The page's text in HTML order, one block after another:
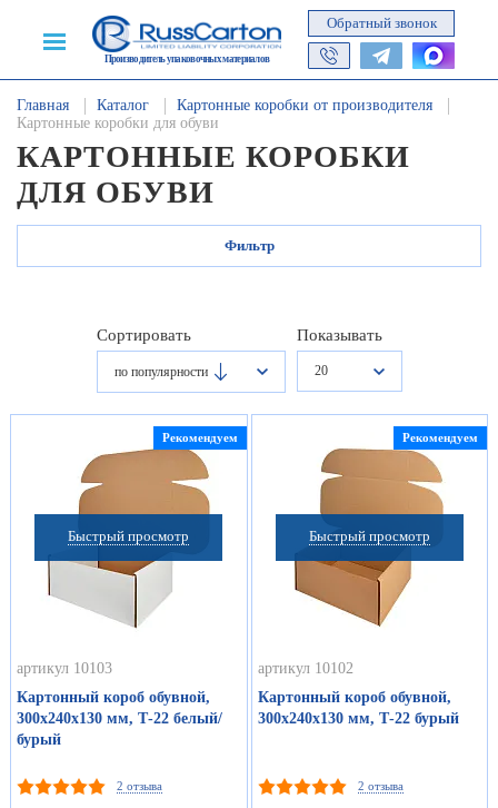
Производитель упаковочных материалов
Обратный звонок
Главная Каталог
Картонные коробки от производителя
Картонные коробки для обуви
КАРТОННЫЕ КОРОБКИ
ДЛЯ ОБУВИ
Фильтр
Сортировать
по популярности
Показывать
20
Быстрый просмотр
Рекомендуем
артикул 10103
Картонный короб обувной,
300х240х130 мм, Т-22 белый/
бурый
2 отзыва
Быстрый просмотр
Рекомендуем
артикул 10102
Картонный короб обувной,
300х240х130 мм, Т-22 бурый
2 отзыва